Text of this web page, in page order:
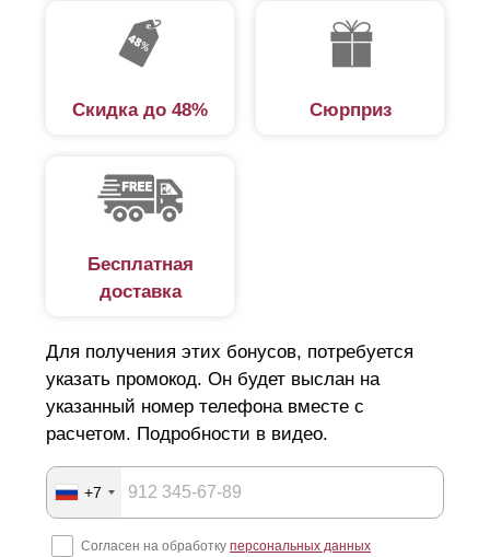
Скидка до 48% Сюрприз
Бесплатная
доставка
Для получения этих бонусов, потребуется
указать промокод. Он будет выслан на
указанный номер телефона вместе с
расчетом. Подробности в видео.
+7
Согласен на обработку персональных данных